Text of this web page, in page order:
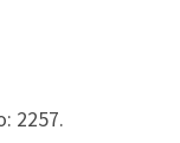
2257.